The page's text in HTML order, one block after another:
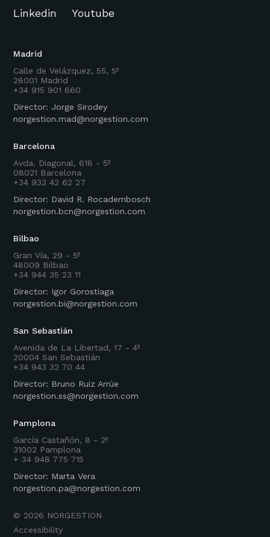
Madrid
Calle de Velázquez, 55, 5º
28001 Madrid
+34 915 901 660
Director: Jorge Sirodey
norgestion.mad@norgestion.com
Barcelona
Avda. Diagonal, 618 - 5º
08021 Barcelona
+34 933 42 62 27
Director: David R. Rocadembosch
norgestion.bcn@norgestion.com
Bilbao
Gran Vía, 29 - 5º
48009 Bilbao
+34 944 35 23 11
Director: Igor Gorostiaga
norgestion.bi@norgestion.com
San Sebastián
Avenida de La Libertad, 17 - 4º
20004 San Sebastián
+34 943 32 70 44
Director: Bruno Ruiz Arrúe
norgestion.ss@norgestion.com
Pamplona
García Castañón, 8 - 2º
31002 Pamplona
+ 34 948 775 715
Director: Marta Vera
norgestion.pa@norgestion.com
Linkedin
Youtube
Accessibility
© 2026 NORGESTION